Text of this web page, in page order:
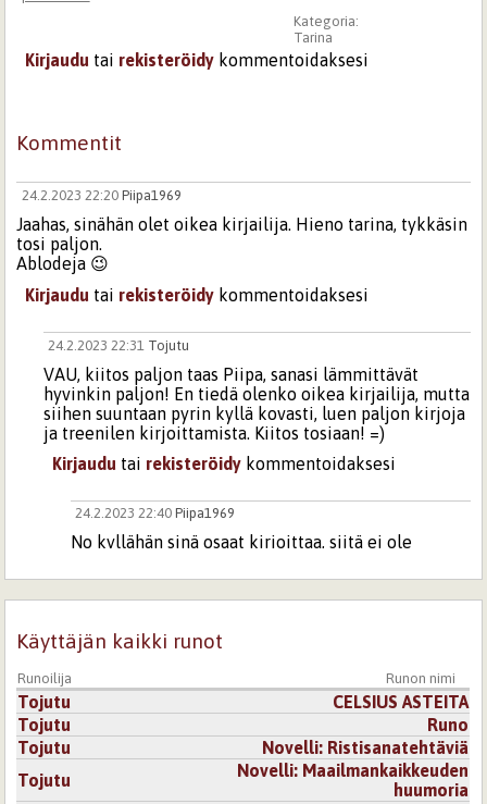
Kategoria:
Tarina
Kirjaudu tai rekisteröidy kommentoidaksesi
Kommentit
24.2.2023 22:20 Piipa1969
Jaahas, sinähän olet oikea kirjailija. Hieno tarina, tykkäsin
tosi paljon.
Ablodeja 😉
Kirjaudu tai rekisteröidy kommentoidaksesi
24.2.2023 22:31 Tojutu
VAU, kiitos paljon taas Piipa, sanasi lämmittävät
hyvinkin paljon! En tiedä olenko oikea kirjailija, mutta
siihen suuntaan pyrin kyllä kovasti, luen paljon kirjoja
ja treenilen kirjoittamista. Kiitos tosiaan! =)
Kirjaudu tai rekisteröidy kommentoidaksesi
24.2.2023 22:40Piipa1969
No kyllähän sinä osaat kirjoittaa, siitä ei ole
paljon, sujuvaa on sanojen käyttö. Tarina oli
mielenkiintoinen, tuossa olisi ideaa vaikka
Kirjaudutai rekisteröidy
Okei, joku muukin on sanonut minulle, että
tästä saisi pidemmänkin tarinan, en nyt vaan
muista ketä, mutta sait kuitenkin
Käyttäjän kaikki runot
Runoilija Runon nimi
Tojutu
CELSIUS ASTEITA
Tojutu
Runo
Tojutu
Novelli: Ristisanatehtäviä
Tojutu
Novelli: Maailmankaikkeuden
huumoria